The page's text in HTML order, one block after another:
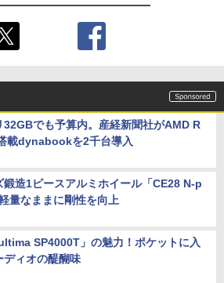
32GBでも予算内。産経新聞社がAMD R
載dynabookを2千台導入
鍛造1ピースアルミホイール「CE28 N-p
量なままに剛性を向上
SP4000T」の魅力！ポケットに入
ディオの醍醐味